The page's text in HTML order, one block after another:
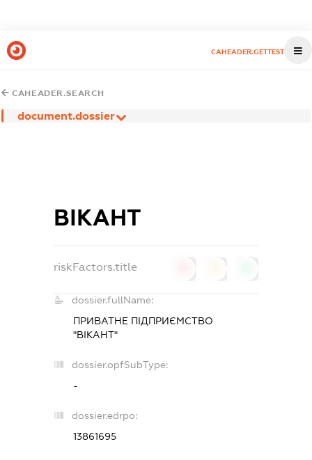
CAHEADER.GETTEST
CAHEADER.SEARCH
document.dossier
ВІКАНТ
riskFactors.title
dossier.fullName:
ПРИВАТНЕ ПІДПРИЄМСТВО
"ВІКАНТ"
dossier.opfSubType:
-
dossier.edrpo:
13861695